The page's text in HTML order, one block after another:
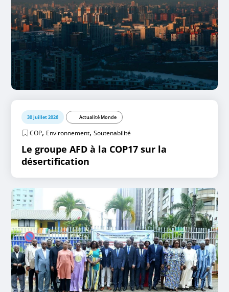
30 juillet 2026 Actualité Monde
COP, Environnement,Soutenabilité
Le groupe AFD à la COP17 sur la
désertification